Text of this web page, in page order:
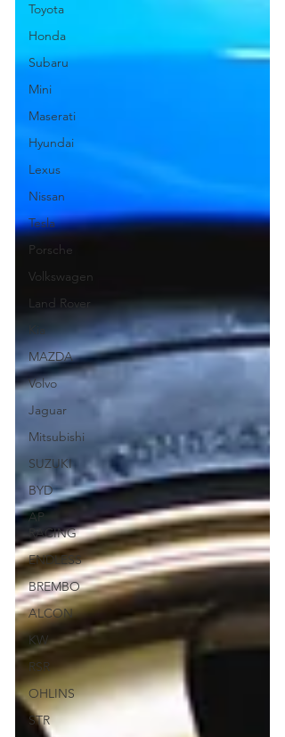
Toyota
Honda
Subaru
Mini
Maserati
Hyundai
Lexus
Nissan
Tesla
Porsche
Volkswagen
Land Rover
Kia
MAZDA
Volvo
Jaguar
Mitsubishi
SUZUKI
BYD
AP
RACING
ENDLESS
BREMBO
ALCON
KW
RSR
OHLINS
STR